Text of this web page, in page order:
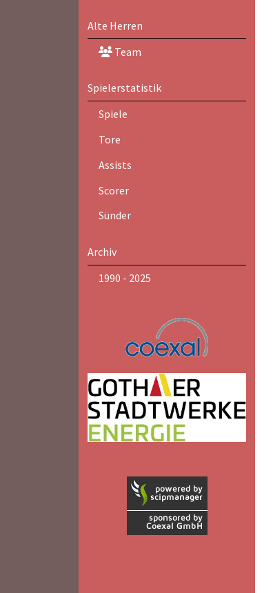
Alte Herren
Team
Spielerstatistik
Spiele
Tore
Assists
Scorer
Sünder
Archiv
1990 - 2025